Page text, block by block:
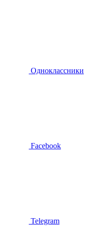
Одноклассники
Facebook
Telegram